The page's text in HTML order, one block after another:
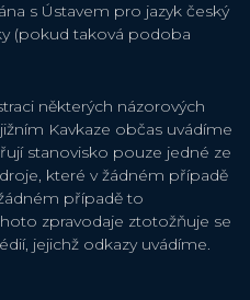
s Ústavem pro jazyk český
(pokud taková podoba
některých názorových
Kavkaze občas uvádíme
stanovisko pouze jedné ze
které v žádném případě
případě to
zpravodaje ztotožňuje se
jejichž odkazy uvádíme.